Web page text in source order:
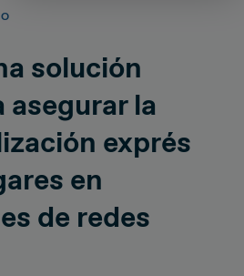
solución
asegurar la
exprés
en
de redes